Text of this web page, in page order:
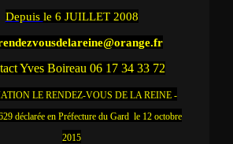
Depuis le 6 JUILLET 2008
Yves Boireau 06 17 34 33 72
LE RENDEZ-VOUS DE LA REINE -
déclarée en Préfecture du Gard le 12 octobre
2015